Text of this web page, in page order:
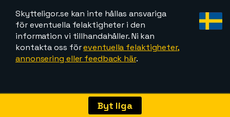
Skytteligor.se kan inte hållas ansvariga
för eventuella felaktigheter i den
information vi tillhandahåller. Ni kan
kontakta oss föreventuella felaktigheter,
annonsering eller feedback här.
Byt liga